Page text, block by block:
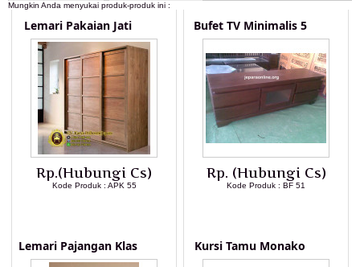
Mungkin Anda menyukai produk-produk ini :
Lemari Pakaian Jati
Rp.(Hubungi Cs)
Kode Produk : APK 55
Bufet TV Minimalis 5
Rp. (Hubungi Cs)
Kode Produk : BF 51
Lemari Pajangan Klas Kursi Tamu Monako